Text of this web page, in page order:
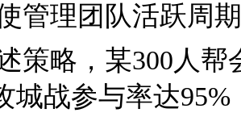
管理团队活跃周
策略，某300人
城战参与率达